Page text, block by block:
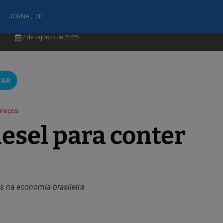
JORNAL DP
7 de agosto de 2026
para conter
na economia brasileira